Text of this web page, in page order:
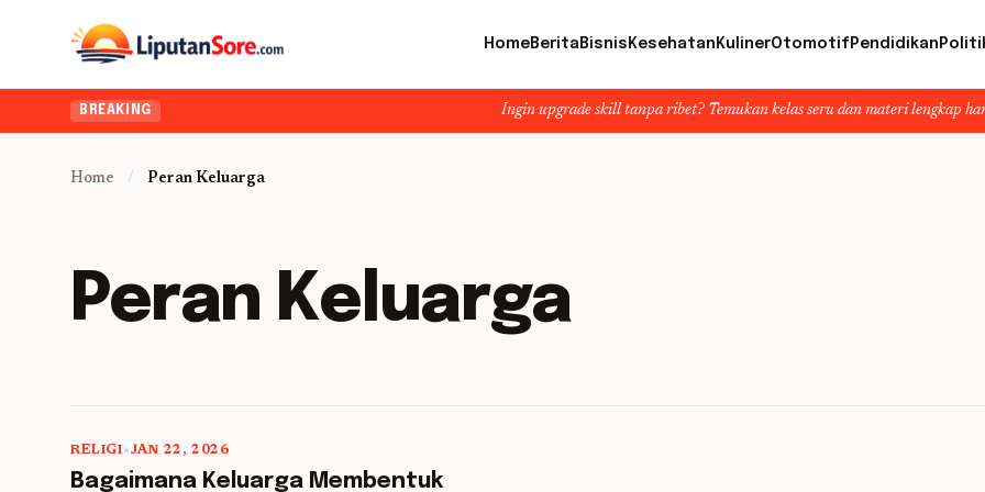
HomeBerita Bisnis Kesehatan KulinerOtomotif Pendidikan
BREAKING Ingin upgrade skill tanpa ribet? Temukan kelas seru dan materi lengkap hanya di
Home / Peran Keluarga
Peran Keluarga
5 min read
RELIGI•JAN 22, 2026
Bagaimana Keluarga Membentuk